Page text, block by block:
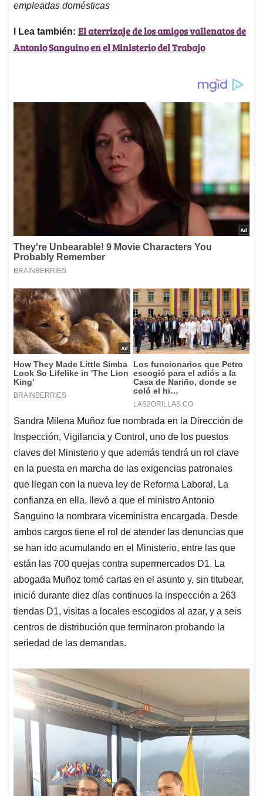
empleadas domésticas
l Lea también: El aterrizaje de los amigos vallenatos de
Antonio Sanguino en el Ministerio del Trabajo
Sandra Milena Muñoz fue nombrada en la Dirección de
Inspección, Vigilancia y Control, uno de los puestos
claves del Ministerio y que además tendrá un rol clave
en la puesta en marcha de las exigencias patronales
que llegan con la nueva ley de Reforma Laboral. La
confianza en ella, llevó a que el ministro Antonio
Sanguino la nombrara viceministra encargada. Desde
ambos cargos tiene el rol de atender las denuncias que
se han ido acumulando en el Ministerio, entre las que
están las 700 quejas contra supermercados D1. La
abogada Muñoz tomó cartas en el asunto y, sin titubear,
inició durante diez días continuos la inspección a 263
tiendas D1, visitas a locales escogidos al azar, y a seis
centros de distribución que terminaron probando la
seriedad de las demandas.